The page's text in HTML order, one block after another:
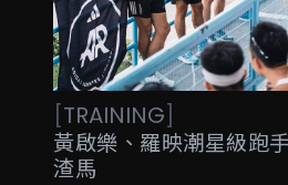
[TRAINING]
黃啟樂、羅映潮星級跑
渣馬